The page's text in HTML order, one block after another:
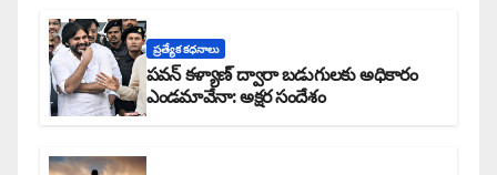
ప్రత్యేక కధనాలు
పవన్ కళ్యాణ్ ద్వారా బడుగులకు అధికారం
ఎండమావేనా: అక్షర సందేశం